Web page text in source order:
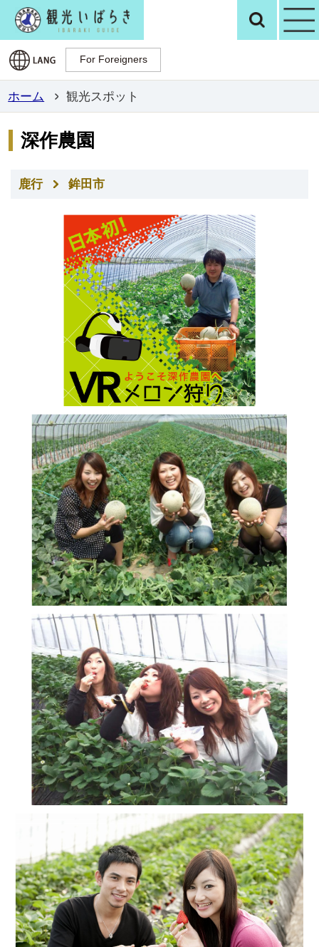
観光いばらき検
For Foreigners
For Foreigners
ホーム 観光スポット
深作農園
鹿行 鉾田市